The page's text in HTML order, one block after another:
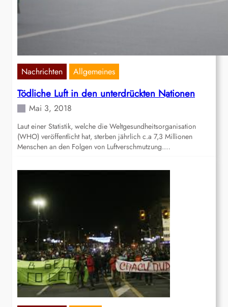
Nachrichten Allgemeines
Tödliche Luft in den unterdrückten Nationen
Mai 3, 2018
Laut einer Statistik, welche die Weltgesundheitsorganisation
(WHO) veröffentlicht hat, sterben jährlich c.a 7,3 Millionen
Menschen an den Folgen von Luftverschmutzung.…